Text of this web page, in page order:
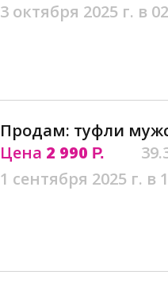
3 октября 2025 г. в
Продам: туфли
Цена 2 990 Р.
1 сентября 2025 г. в